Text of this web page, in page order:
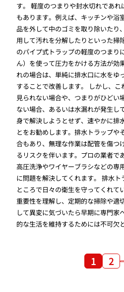
す。 軽度のつまりや封水切れであ
もあります。例えば、キッチンや浴
品を外して中のゴミを取り除いたり
用して汚れを分解したりといった掃
のパイプ式トラップの軽度のつまり
ん）を使って圧力をかける方法が効
れの場合は、単純に排水口に水をゆ
することで改善します。 しかし、
見られない場合や、つまりがひどい
ない場合、あるいは水漏れが発生し
身で解決しようとせず、速やかに排
とをお勧めします。排水トラップや
合もあり、無理な作業は配管を傷つ
るリスクを伴います。プロの業者で
高圧洗浄やワイヤーブラシなどの専
に問題を解決してくれます。 排水
ところで日々の衛生を守ってくれて
重要性を理解し、定期的な掃除や適
して異変に気づいたら早期に専門家
的な生活を維持するためには不可欠
1 2